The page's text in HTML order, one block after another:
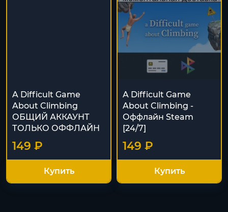
A Difficult Game
About Climbing
ОБЩИЙ АККАУНТ
ТОЛЬКО ОФФЛАЙН
149 ₽
Купить
A Difficult Game
About Climbing -
Оффлайн Steam
[24/7]
149 ₽
Купить